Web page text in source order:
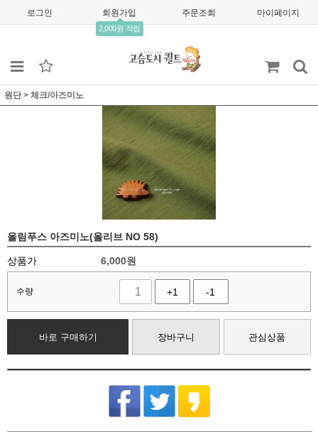
로그인 회원가입
2,000원 적립
주문조회 마이페이지
원단 > 체크/아즈미노
올림푸스 아즈미노(올리브 NO 58)
상품가 6,000원
수량 +1 -1
바로 구매하기 장바구니 관심상품